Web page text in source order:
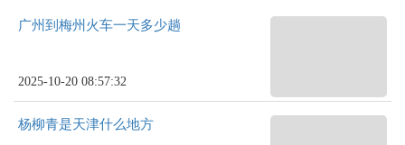
广州到梅州火车一天多少趟
2025-10-20 08:57:32
杨柳青是天津什么地方